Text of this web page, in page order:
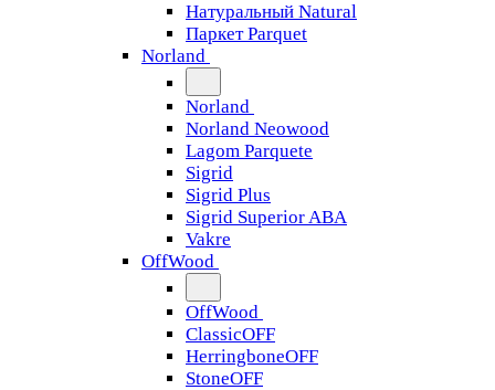
Натуральный Natural
Паркет Parquet
Norland
Norland
Norland Neowood
Lagom Parquete
Sigrid
Sigrid Plus
Sigrid Superior ABA
Vakre
OffWood
OffWood
ClassicOFF
HerringboneOFF
StoneOFF